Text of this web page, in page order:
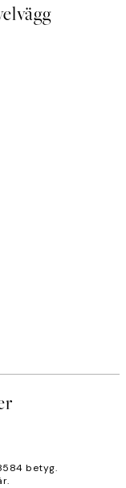
betyg.